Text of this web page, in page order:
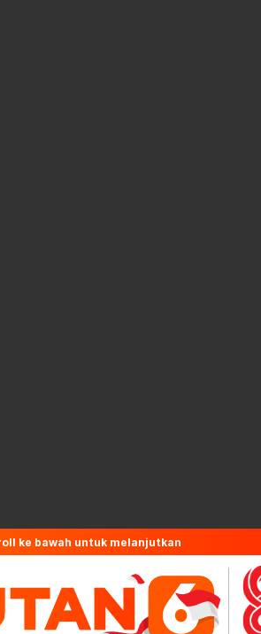
ke bawah untuk melanjutkan